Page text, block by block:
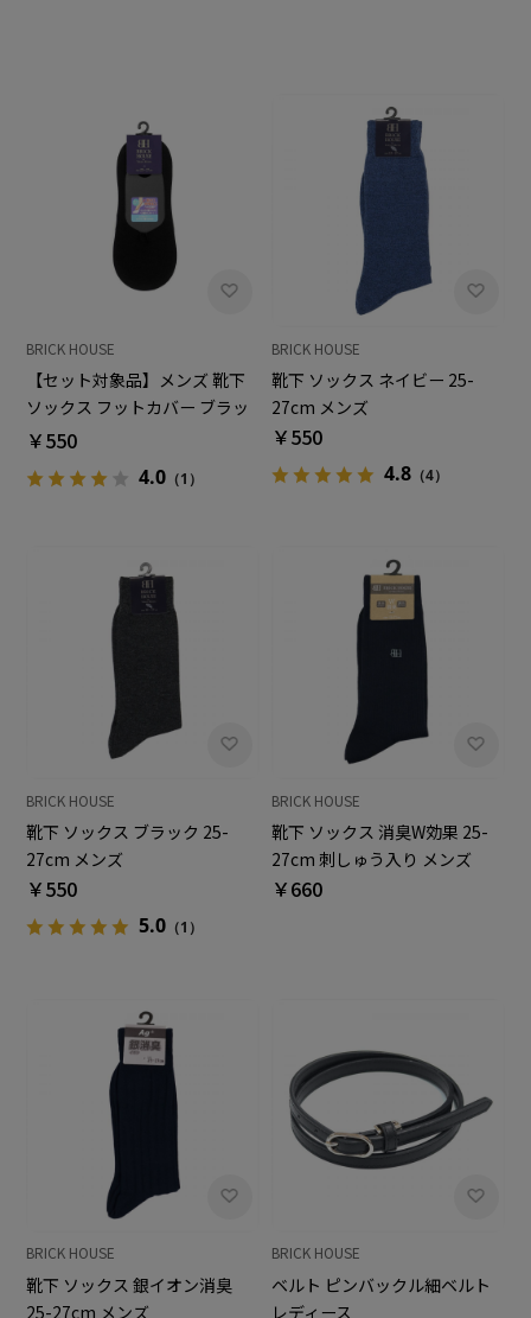
BRICK HOUSE
【セット対象品】メンズ 靴下
ソックス フットカバー ブラッ
ク×無地調 25-27cm
￥550
4.0（1）
BRICK HOUSE
靴下 ソックス ネイビー 25-
27cm メンズ
￥550
4.8 （4）
BRICK HOUSE
靴下 ソックス ブラック 25-
27cm メンズ
￥550
5.0（1）
BRICK HOUSE
靴下 ソックス 消臭W効果 25-
27cm 刺しゅう入り メンズ
￥660
BRICK HOUSE
靴下 ソックス 銀イオン消臭
25-27cm メンズ
BRICK HOUSE
ベルト ピンバックル細ベルト
レディース